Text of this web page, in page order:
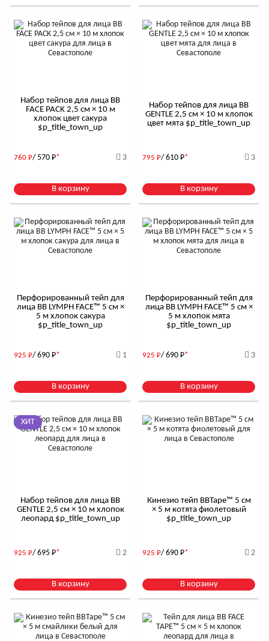
Набор тейпов для лица BB
FACE PACK 2,5 см × 10 м
хлопок цвет сакура
$р_title_town_up
760 Р/ 570 Р* 3
В корзину
Набор тейпов для лица BB
GENTLE 2,5 см × 10 м хлопок
цвет мята $р_title_town_up
795 Р/ 610 Р* 3
В корзину
Перфорированный тейп для
лица BB LYMPH FACE™ 5 см ×
5 м хлопок сакура
$р_title_town_up
925 Р/ 690 Р* 1
В корзину
Перфорированный тейп для
лица BB LYMPH FACE™ 5 см ×
5 м хлопок мята
$р_title_town_up
925 Р/ 690 Р* 3
В корзину
ХИТ
Набор тейпов для лица BB
GENTLE 2,5 см × 10 м хлопок
леопард $р_title_town_up
925 Р/ 695 Р* 2
В корзину
Кинезио тейп BBTape™ 5 см
× 5 м котята фиолетовый
$р_title_town_up
925 Р/ 690 Р* 2
В корзину